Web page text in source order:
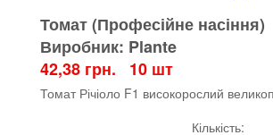
Томат (Професійне насіння)
Виробник: Plante
42,38 грн. 10 шт
Томат Річіоло F1 високорослий
Кількість: